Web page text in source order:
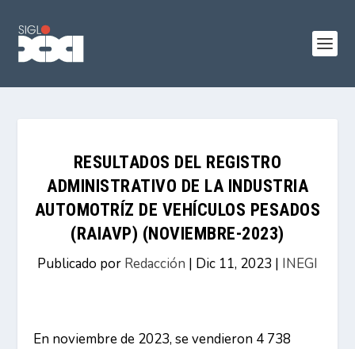
RESULTADOS DEL REGISTRO
ADMINISTRATIVO DE LA INDUSTRIA
AUTOMOTRÍZ DE VEHÍCULOS PESADOS
(RAIAVP) (NOVIEMBRE-2023)
Publicado por Redacción | Dic 11, 2023 | INEGI
En noviembre de 2023, se vendieron 4 738